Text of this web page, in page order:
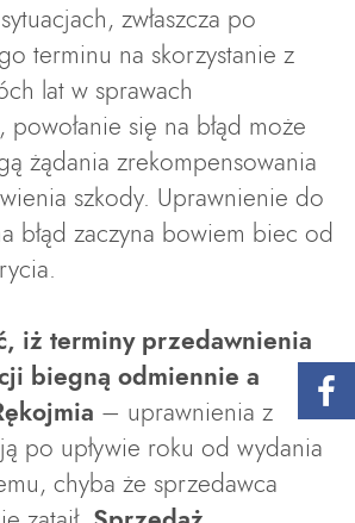
zwłaszcza po
terminu na skorzystanie z
lat w sprawach
się na błąd może
żądania zrekompensowania
szkody. Uprawnienie do
błąd zaczyna bowiem biec od
iż terminy przedawnienia
biegną odmiennie a
– uprawnienia z
po upływie roku od wydania
chyba że sprzedawca